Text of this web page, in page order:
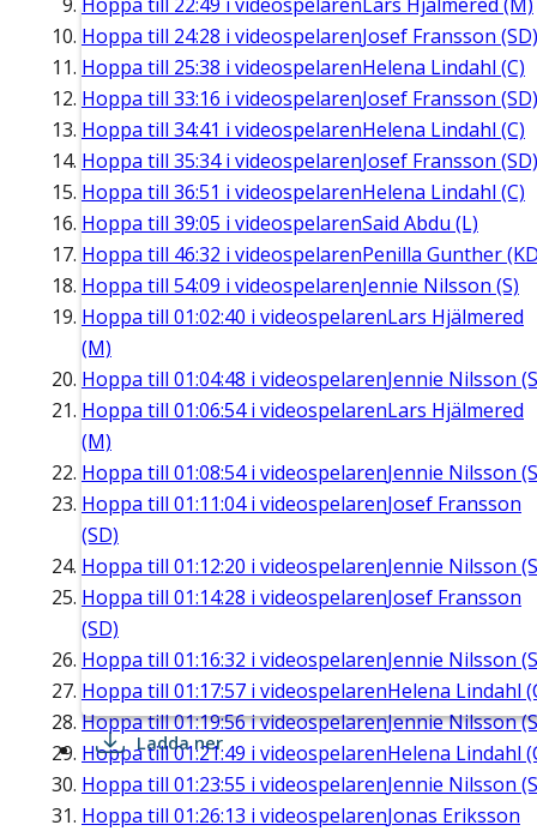
Hoppa till 24:28 i videospelarenJosef Fransson (SD)
Hoppa till 25:38 i videospelarenHelena Lindahl (C)
Hoppa till 33:16 i videospelarenJosef Fransson (SD)
Hoppa till 34:41 i videospelarenHelena Lindahl (C)
Hoppa till 35:34i videospelarenJosef Fransson (SD)
Hoppa till 36:51 i videospelarenHelena Lindahl (C)
Hoppa till 39:05 i videospelarenSaid Abdu (L)
Hoppa till 46:32 i videospelarenPenilla Gunther
Hoppa till 54:09 i videospelarenJennie Nilsson (S)
Hoppa till 01:02:40 i videospelarenLars Hjälmered
(M)
Hoppa till 01:04:48 i videospelarenJennie Nilsson
Hoppa till 01:06:54i videospelarenLars Hjälmered
(M)
Hoppa till 01:08:54i videospelarenJennie Nilsson
Hoppa till 01:11:04i videospelarenJosef Fransson
(SD)
Hoppa till 01:12:20 i videospelarenJennie Nilsson
Hoppa till 01:14:28 i videospelarenJosef Fransson
(SD)
Hoppa till 01:16:32 i videospelarenJennie Nilsson
Hoppa till 01:17:57 i videospelarenHelena Lindahl
Hoppa till01:19:56i videospelarenJennie Nilsson
Hoppa till01:21:49 i videospelarenHelena Lindahl
Hoppa till 01:23:55 i videospelarenJennie Nilsson
Hoppa till 01:26:13 i videospelarenJonas Eriksson
Ladda ner